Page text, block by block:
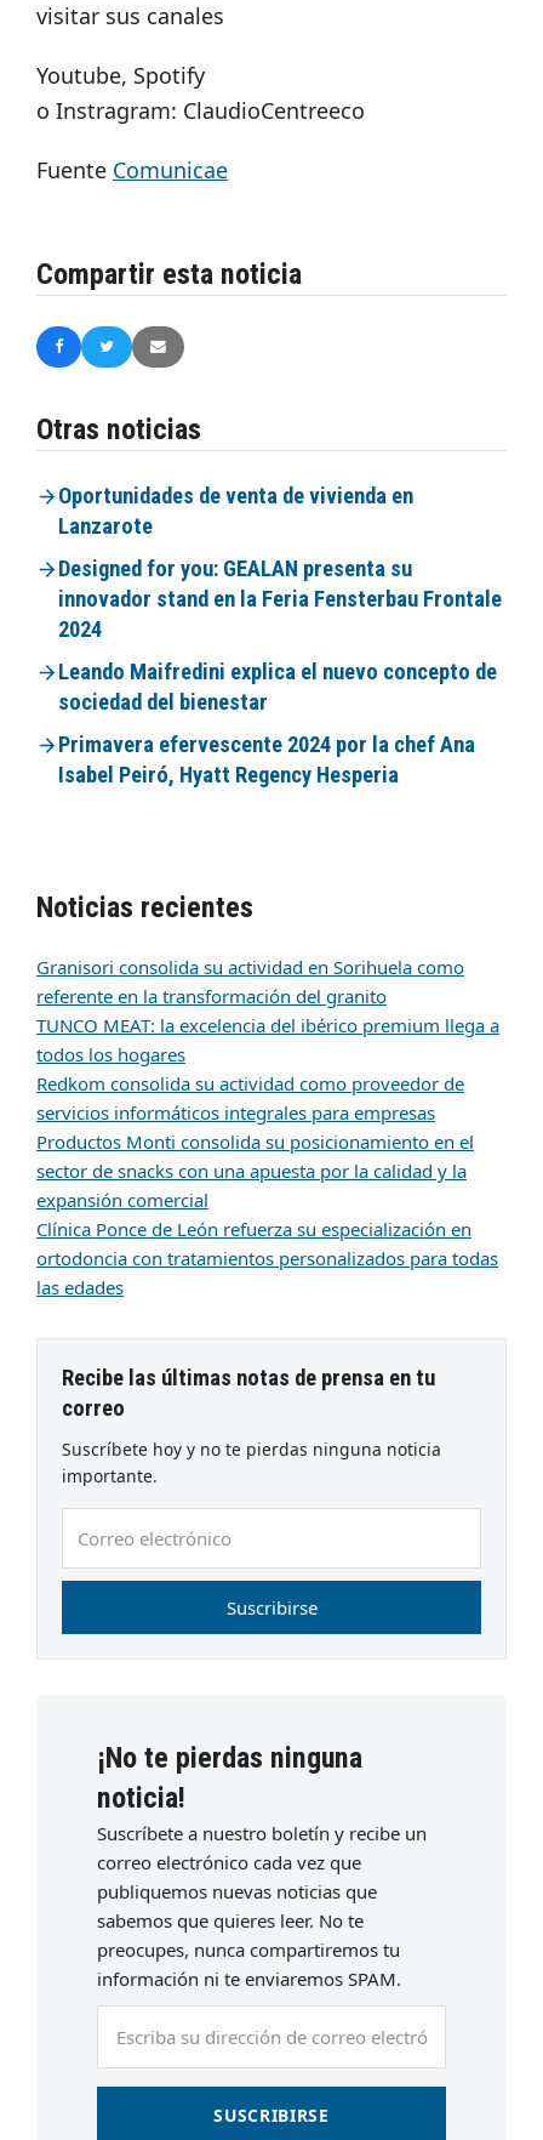
visitar sus canales
Youtube, Spotify
o Instragram: ClaudioCentreeco
Fuente Comunicae
Compartir esta noticia
Otras noticias
Oportunidades de venta de vivienda en
Lanzarote
Designed for you: GEALAN presenta su
innovador stand en la Feria Fensterbau Frontale
2024
Leando Maifredini explica el nuevo concepto de
sociedad del bienestar
Primavera efervescente 2024 por la chef Ana
Isabel Peiró, Hyatt Regency Hesperia
Noticias recientes
Granisori consolida su actividad en Sorihuela como
referente en la transformación del granito
TUNCO MEAT: la excelencia del ibérico premium llega a
todos los hogares
Redkom consolida su actividad como proveedor de
servicios informáticos integrales para empresas
Productos Monti consolida su posicionamiento en el
sector de snacks con una apuesta por la calidad y la
expansión comercial
Clínica Ponce de León refuerza su especialización en
ortodoncia con tratamientos personalizados para todas
las edades
Recibe las últimas notas de prensa en tu
correo
Suscríbete hoy y no te pierdas ninguna noticia
importante.
electrónico
Suscribirse
¡No te pierdas ninguna
noticia!
Suscríbete a nuestro boletín y recibe un
correo electrónico cada vez que
publiquemos nuevas noticias que
sabemos que quieres leer. No te
preocupes, nunca compartiremos tu
información ni te enviaremos SPAM.
SUSCRIBIRSE